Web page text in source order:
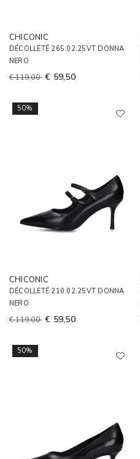
CHICONIC
DÉCOLLETÉ 265.02.25VT DONNA
NERO
€ 119,00 € 59,50
50%
CHICONIC
DÉCOLLETÉ 210.02.25VT DONNA
NERO
€ 119,00 € 59,50
50%